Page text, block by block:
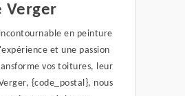
Verger
en peinture
et une passion
vos toitures, leur
{code_postal}, nous